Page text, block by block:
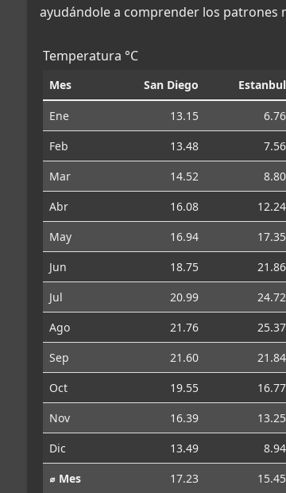
ayudándole a comprender los patrones
Temperatura °C
Mes San Diego Estanbul
Ene 13.15 6.76
Feb
13.48 7.56
Mar
14.52 8.80
Abr
16.08 12.24
May
16.94 17.35
Jun
18.75 21.86
Jul
20.99 24.72
Ago
21.76 25.37
Sep
21.60 21.84
Oct
19.55 16.77
Nov
16.39 13.25
Dic
13.49 8.94
⌀ Mes
17.23 15.45